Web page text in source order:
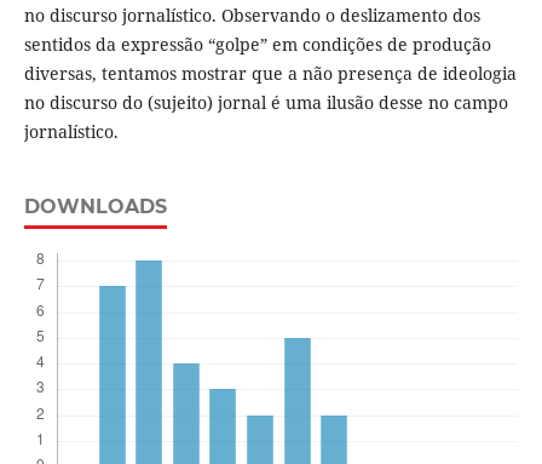
no discurso jornalístico. Observando o deslizamento dos
sentidos da expressão “golpe” em condições de produção
diversas, tentamos mostrar que a não presença de ideologia
no discurso do (sujeito) jornal é uma ilusão desse no campo
jornalístico.
DOWNLOADS